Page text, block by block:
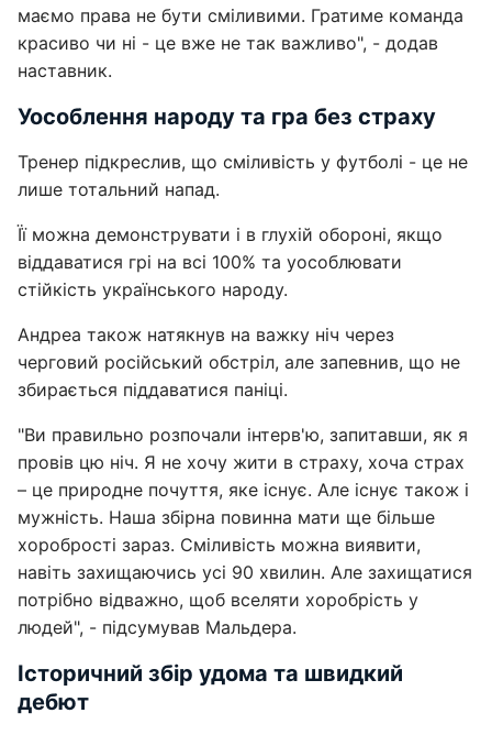
маємо права не бути сміливими. Гратиме команда
красиво чи ні - це вже не так важливо", - додав
наставник.
Уособлення народу та гра без страху
Тренер підкреслив, що сміливість у футболі - це не
лише тотальний напад.
Її можна демонструвати і в глухій обороні, якщо
віддаватися грі на всі 100% та уособлювати
стійкість українського народу.
Андреа також натякнув на важку ніч через
черговий російський обстріл, але запевнив, що не
збирається піддаватися паніці.
"Ви правильно розпочали інтерв'ю, запитавши, як я
провів цю ніч. Я не хочу жити в страху, хоча страх
– це природне почуття, яке існує. Але існує також і
мужність. Наша збірна повинна мати ще більше
хоробрості зараз. Сміливість можна виявити,
навіть захищаючись усі 90 хвилин. Але захищатися
потрібно відважно, щоб вселяти хоробрість у
людей", - підсумував Мальдера.
Історичний збір удома та швидкий
дебют